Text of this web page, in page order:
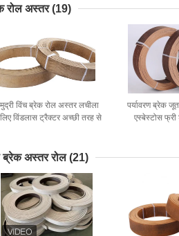
रोल अस्तर (19)
विंच ब्रेक रोल अस्तर लचीला
विंडलास ट्रैक्टर अच्छी तरह से
पर्यावरण ब्रेक
एस्बेस्टोस फ्री
ब्रेक अस्तर रोल (21)